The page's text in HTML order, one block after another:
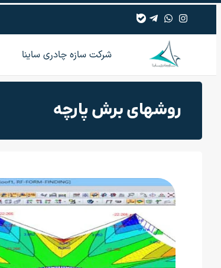
شرکت سازه چادری ساینا
روشهای برش پارچه